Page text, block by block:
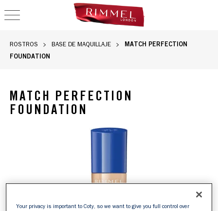
OPEN NAVIGATION
ROSTROS BASE DE MAQUILLAJE
MATCH PERFECTION
FOUNDATION
MATCH PERFECTION
FOUNDATION
Base de maquillaje Match Perfection de Rimmel en frasco
Your privacy is important to Coty, so we want to give you full control over